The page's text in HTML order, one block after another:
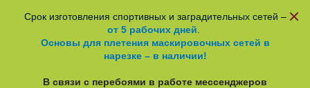
Срок изготовления спортивных и заградительных сетей –
от 5 рабочих дней
Основы для плетения маскировочных сетей в
нарезке – в наличии!
В связи с перебоями в работе мессенджеров